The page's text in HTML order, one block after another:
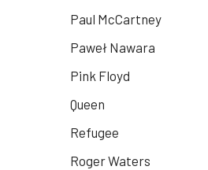
Paul McCartney
Paweł Nawara
Pink Floyd
Queen
Refugee
Roger Waters